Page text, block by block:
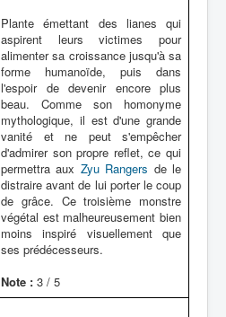
Plante émettant des lianes qui
aspirent leurs victimes pour
alimenter sa croissance jusqu'à sa
forme humanoïde, puis dans
l'espoir de devenir encore plus
beau. Comme son homonyme
mythologique, il est d'une grande
vanité et ne peut s'empêcher
d'admirer son propre reflet, ce qui
permettra aux Zyu Rangers de le
distraire avant de lui porter le coup
de grâce. Ce troisième monstre
végétal est malheureusement bien
moins inspiré visuellement que
ses prédécesseurs.
Note : 3 / 5